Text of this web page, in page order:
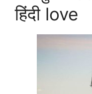
हिंदी love